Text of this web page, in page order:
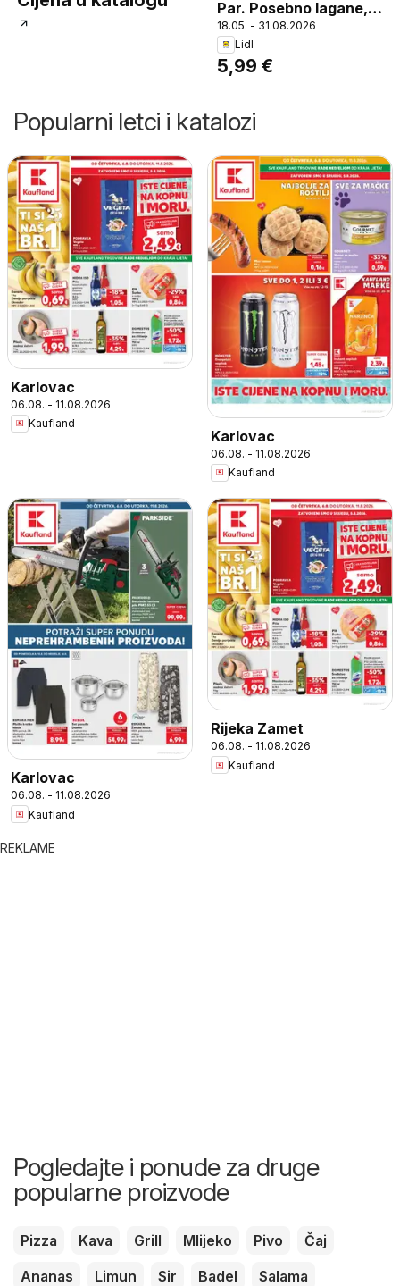
Par. Posebno lagane,
udobne i brzo se suše.
Veličine za nju: 37-41*;
za njega: 41-46*
18.05. - 31.08.2026
Lidl
5,99 €
Popularni letci i katalozi
Karlovac
06.08. - 11.08.2026
Kaufland
Karlovac
06.08. - 11.08.2026
Kaufland
Karlovac
06.08. - 11.08.2026
Kaufland
Rijeka Zamet
06.08. - 11.08.2026
Kaufland
REKLAME
Pogledajte i ponude za druge
popularne proizvode
Pizza Kava Grill Mlijeko Pivo
Čaj
Ananas
Limun Sir Badel
Salama